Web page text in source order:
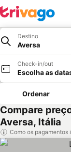
Destino
Aversa
Check-in/out
Escolha as
Ordenar
Compare
Aversa, Itália
Como os pagamentos